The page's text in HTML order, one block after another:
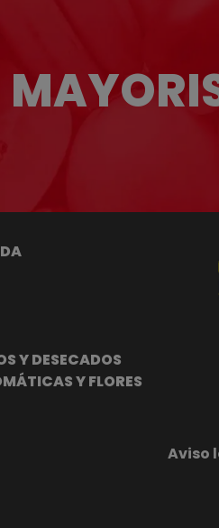
Y DESECADOS
Y FLORES
Aviso